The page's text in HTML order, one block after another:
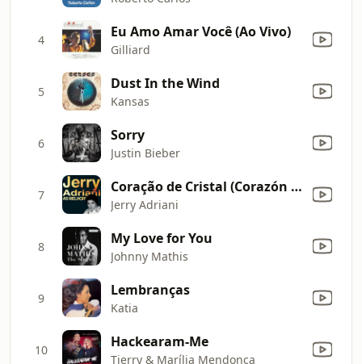
4 Eu Amo Amar Você (Ao Vivo)
Gilliard
5 Dust In the Wind
Kansas
6 Sorry
Justin Bieber
7 Coração de Cristal (Corazón de Cristal)
Jerry Adriani
8 My Love for You
Johnny Mathis
9 Lembranças
Katia
10 Hackearam-Me
Tierry & Marília Mendonça